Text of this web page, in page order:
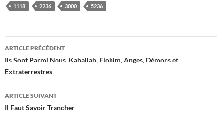
1118 2236 3000 5236
Navigation
des
articles
ARTICLE PRÉCÉDENT
Ils Sont Parmi Nous. Kaballah, Elohim, Anges, Démons et
Extraterrestres
ARTICLE SUIVANT
Il Faut Savoir Trancher